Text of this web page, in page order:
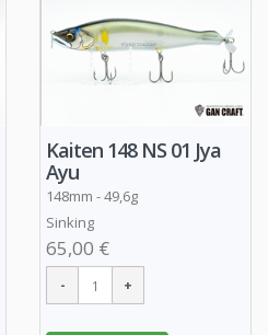
Kaiten 148 NS 01 Jya
Ayu
148mm - 49,6g
Sinking
65,00 €